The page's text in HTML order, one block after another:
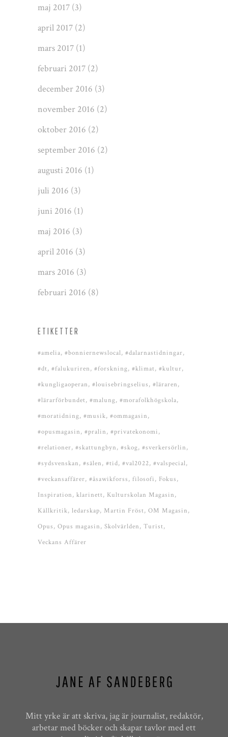
maj 2017 (3)
april 2017 (2)
mars 2017 (1)
februari 2017 (2)
december 2016 (3)
november 2016 (2)
oktober 2016 (2)
september 2016 (2)
augusti 2016 (1)
juli 2016 (3)
juni 2016 (1)
maj 2016 (3)
april 2016 (3)
mars 2016 (3)
februari 2016 (8)
ETIKETTER
#amelia #bonniernewslocal #dalarnastidningar
#dt #falukuriren #forskning #klimat #kultur
#kungligaoperan #louisebringselius #läraren
#lärarförbundet #malung #morafolkhögskola
#moratidning #musik #ommagasin
#opusmagasin #pralin #privatekonomi
#relationer #skattungbyn #skog #sverkersörlin
#sydsvenskan #sälen #tid #val2022 #valspecial
#veckansaffärer #åsawikforss filosofi
Fokus
Inspiration klarinett Kulturskolan Magasin
Källkritik ledarskap Martin Fröst OM Magasin
Opus Opus magasin Skolvärlden Turist
Veckans Affärer
Mitt yrke är att skriva, jag är journalist, redaktör,
arbetar med böcker och skapar tavlor med ett